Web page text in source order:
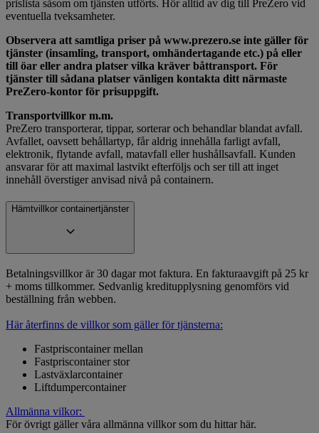
prislista såsom om tjänsten utförts. Hör alltid av dig till PreZero vid
eventuella tveksamheter.
Observera att samtliga priser på www.prezero.se inte gäller för
tjänster (insamling, transport, omhändertagande etc.) på eller
till öar eller andra platser vilka kräver båttransport. För
tjänster till sådana platser vänligen kontakta ditt närmaste
PreZero-kontor för prisuppgift.
Transportvillkor m.m.
PreZero transporterar, tippar, sorterar och behandlar blandat avfall.
Avfallet, oavsett behållartyp, får aldrig innehålla farligt avfall,
elektronik, flytande avfall, matavfall eller hushållsavfall. Kunden
ansvarar för att maximal lastvikt efterföljs och ser till att inget
innehåll överstiger anvisad nivå på containern.
Hämtvillkor containertjänster
Betalningsvillkor är 30 dagar mot faktura. En fakturaavgift på 25 kr
+ moms tillkommer. Sedvanlig kreditupplysning genomförs vid
beställning från webben.
Här återfinns de villkor som gäller för tjänsterna:
Fastpriscontainer mellan
Fastpriscontainer stor
Lastväxlarcontainer
Liftdumpercontainer
Allmänna vilkor:
För övrigt gäller våra allmänna villkor som du hittar här.